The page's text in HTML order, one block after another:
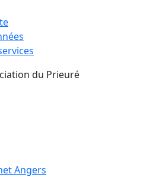
du Prieuré
Angers